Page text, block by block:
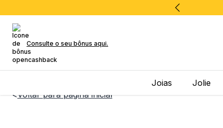
Consulte o seu bônus aqui.
Joias Jolie
<Voltar para página inicial